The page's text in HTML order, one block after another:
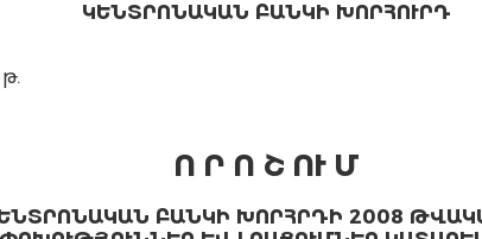
ԿԵՆՏՐՈՆԱԿԱՆ ԲԱՆԿԻ ԽՈՐՀՈՒՐԴ
Ո Ր Ո Շ ՈՒ Մ
ԲԱՆԿԻ ԽՈՐՀՐԴԻ 2008